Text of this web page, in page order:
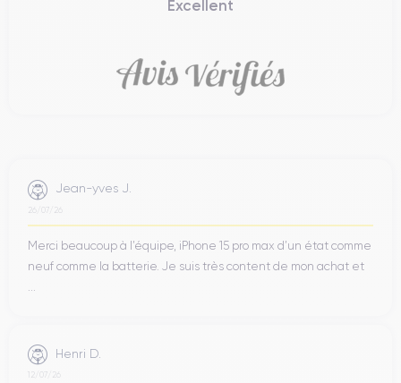
Excellent
Jean-yves J.
26/07/26
Merci beaucoup à l’équipe, iPhone 15 pro max d’un état comme
neuf comme la batterie. Je suis très content de mon achat et
Henri D.
12/07/26